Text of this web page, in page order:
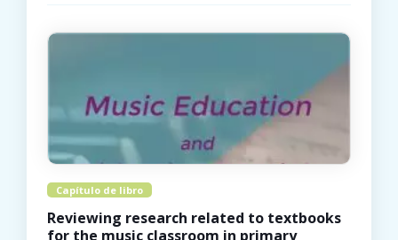
Capítulo de libro
Reviewing research related to textbooks
for the music classroom in primary